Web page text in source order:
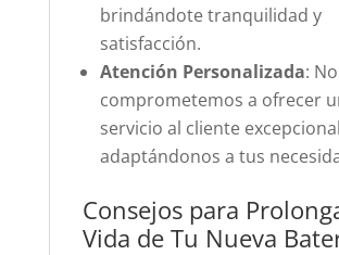
brindándote tranquilidad y
satisfacción.
Atención Personalizada:
comprometemos a ofrecer
servicio al cliente
adaptándonos a tus
Consejos para
Vida de Tu Nueva